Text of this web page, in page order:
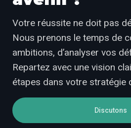
Votre réussite ne doit pas
Nous prenons le temps de
ambitions, d’analyser vos
Repartez avec une vision
étapes dans votre stratégie
Discutons